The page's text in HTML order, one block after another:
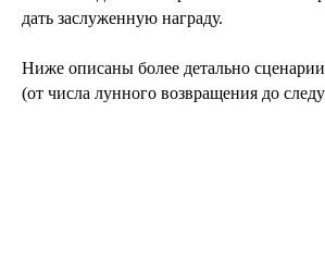
дать заслуженную награду.
Ниже описаны более детально
(от числа лунного возвращения до